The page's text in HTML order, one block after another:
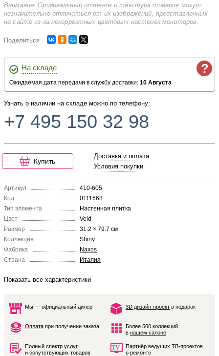
Внимание! Оригинальный оттенок и текстура товаров могут
незначительно отличаться от их изображений, представленных
на сайте из-за некорректных цветовых настроек мониторов.
Поделиться
?
На складе
Ожидаемая дата передачи в службу доставки: 10 Августа
Узнать о наличии на складе можно по телефону:
+7 495 150 32 98
Купить
Доставка и оплата
Условия покупки
Артикул
410-605
Код
0111668
Тип элемента
Настенная плитка
Цвет
Veld
Размер
31.2 × 79.7 см
Коллекция
Shiny
Фабрика
Naxos
Страна
Италия
Показать все характеристики
Мы — официальный дилер 3D дизайн-проект в подарок
Оплата при получении заказа
Более 500 коллекций
в нашем салоне
Полный спектр услуг
и сопутствующих товаров
Партнёр ведущих ТВ-проектов
о ремонте